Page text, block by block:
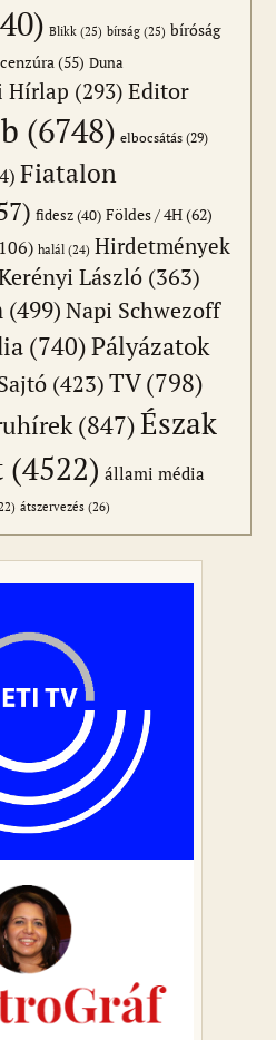
Blikk (25) bírság (25) bíróság
cenzúra (55) Duna
Hírlap (293) Editor
(6748) elbocsátás (29)
Fiatalon
fidesz(40) Földes / 4H(62)
halál (24) Hirdetmények
László (363)
(499)Napi Schwezoff
(740)Pályázatok
(423)TV(798)
(847)Észak
(4522) állami média
átszervezés (26)